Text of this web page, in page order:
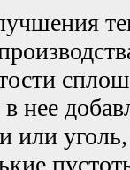
нее
или